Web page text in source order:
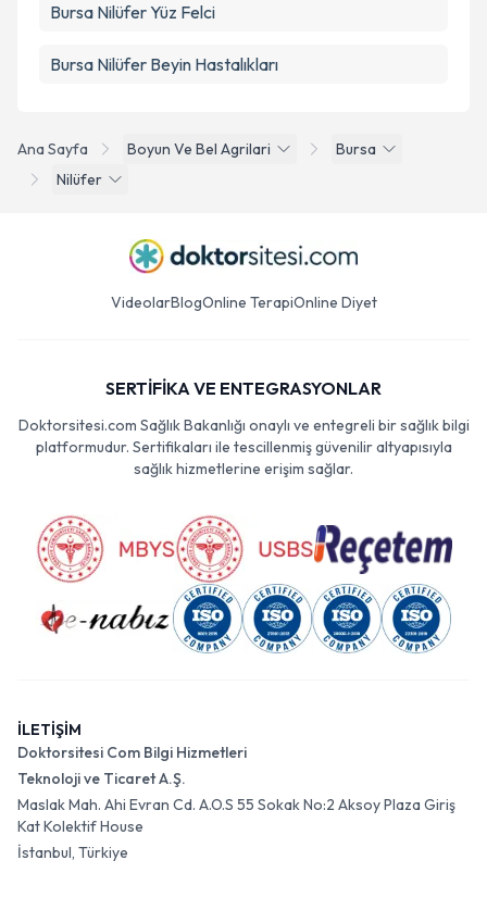
Ana Sayfa Boyun Ve Bel Agrilari
Bursa
Nilüfer
Bursa Nilüfer Yüz Felci
Bursa Nilüfer Beyin Hastalıkları
VideolarBlogOnline TerapiOnline Diyet
SERTİFİKA VE ENTEGRASYONLAR
Doktorsitesi.com Sağlık Bakanlığı onaylı ve entegreli bir sağlık bilgi
platformudur. Sertifikaları ile tescillenmiş güvenilir altyapısıyla
sağlık hizmetlerine erişim sağlar.
İLETİŞİM
Doktorsitesi Com Bilgi Hizmetleri
Teknoloji ve Ticaret A.Ş.
Maslak Mah. Ahi Evran Cd. A.O.S 55 Sokak No:2 Aksoy Plaza Giriş
Kat Kolektif House
İstanbul, Türkiye